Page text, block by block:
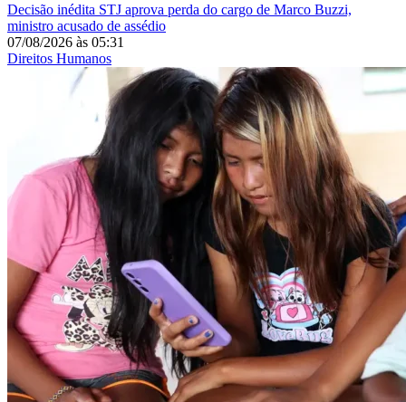
Decisão inédita STJ aprova perda do cargo de Marco Buzzi,
ministro acusado de assédio
07/08/2026 às 05:31
Direitos Humanos